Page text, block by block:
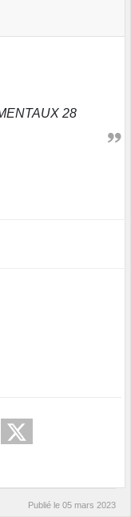
Publié le 05 mars 2023